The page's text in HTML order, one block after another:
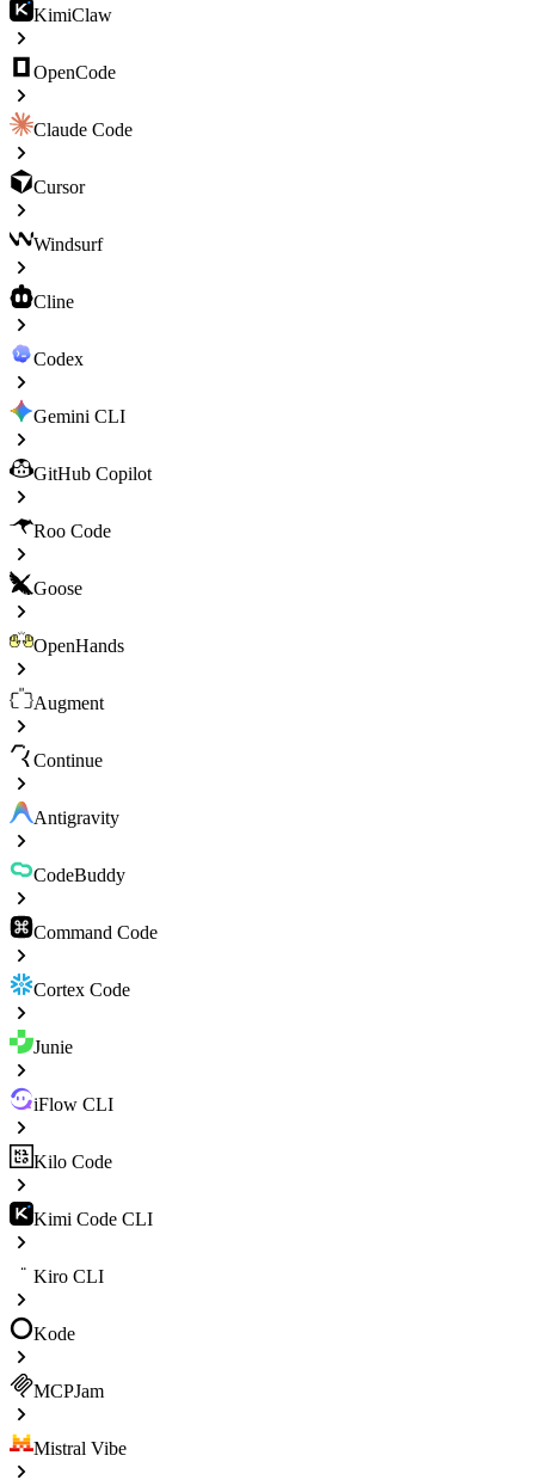
KimiClaw
OpenCode
Claude Code
Cursor
Windsurf
Cline
Codex
Gemini CLI
GitHub Copilot
Roo Code
Goose
OpenHands
Augment
Continue
Antigravity
CodeBuddy
Command Code
Cortex Code
Junie
iFlow CLI
Kilo Code
Kimi Code CLI
Kiro CLI
Kode
MCPJam
Mistral Vibe